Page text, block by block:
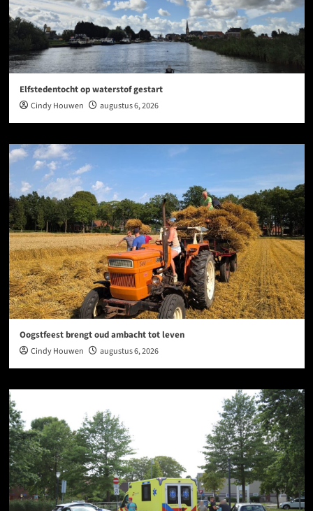
Elfstedentocht op waterstof gestart
Cindy Houwen augustus 6, 2026
Oogstfeest brengt oud ambacht tot leven
Cindy Houwen augustus 6, 2026